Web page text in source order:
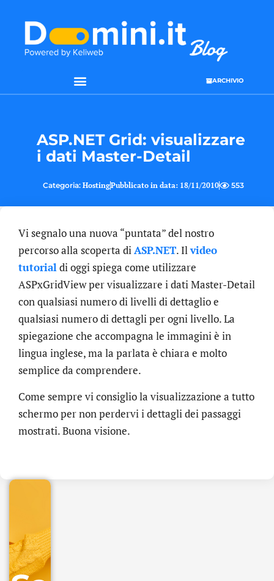
ARCHIVIO
ASP.NET Grid: visualizzare
i dati Master-Detail
Categoria: HostingPubblicato in data: 18/11/2010 553
Vi segnalo una nuova “puntata” del nostro
percorso alla scoperta diASP.NET. Ilvideo
tutorialdi oggi spiega come utilizzare
ASPxGridView per visualizzare i dati Master-Detail
con qualsiasi numero di livelli di dettaglio e
qualsiasi numero di dettagli per ogni livello. La
spiegazione che accompagna le immagini è in
lingua inglese, ma la parlata è chiara e molto
semplice da comprendere.
Come sempre vi consiglio la visualizzazione a tutto
schermo per non perdervi i dettagli dei passaggi
mostrati. Buona visione.
.online